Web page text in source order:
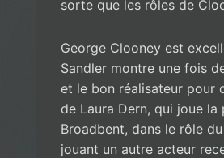
sorte que les rôles de
George Clooney est
Sandler montre une fois
et le bon réalisateur pour
de Laura Dern, qui joue
Broadbent, dans le rôle
jouant un autre acteur